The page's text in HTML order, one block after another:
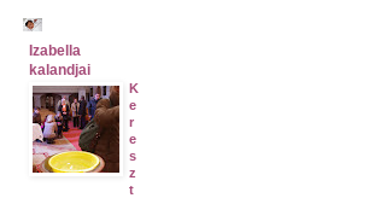
Izabella
kalandjai
K
e
r
e
s
z
t